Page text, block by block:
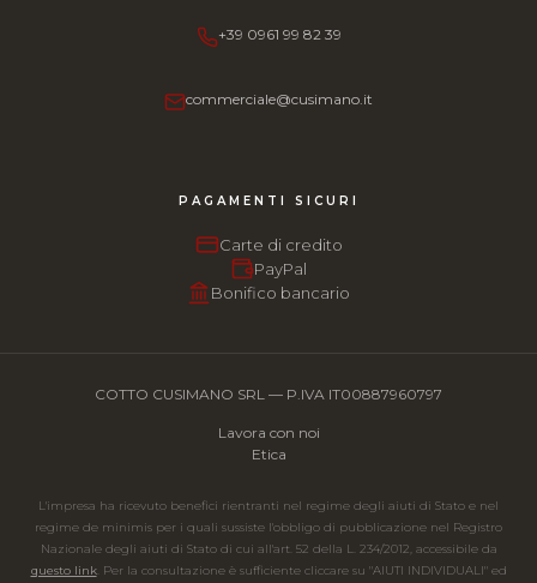
+39 0961 99 82 39
commerciale@cusimano.it
PAGAMENTI SICURI
Carte di credito
PayPal
Bonifico bancario
COTTO CUSIMANO SRL — P.IVA IT00887960797
Lavora con noi
Etica
L'impresa ha ricevuto benefici rientranti nel regime degli aiuti di Stato e nel
regime de minimis per i quali sussiste l'obbligo di pubblicazione nel Registro
Nazionale degli aiuti di Stato di cui all'art. 52 della L. 234/2012, accessibile da
questo link. Per la consultazione è sufficiente cliccare su "AIUTI INDIVIDUALI" ed